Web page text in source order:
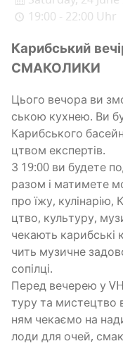
19:00 - 22:00 Uhr
Кариб­ський
СМАКОЛИКИ
Цьо­го вечо­ра ви
ською кухнею. Ви
Кариб­сько­го
цтвом експертів.
З 19:00 ви буде­те
разом і мати­ме­те
про їжу,
цтво, куль­ту­ру,
чека­ють кариб­ські
чить музи­чне
сопілці.
Перед вече­рею у
ту­ру та мисте­цтво
ням чека­є­мо на
ло­ди для очей,